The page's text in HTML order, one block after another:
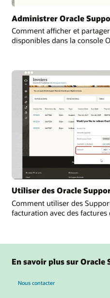
Administrer Oracle
Comment afficher et
disponibles dans la console
Utiliser des Oracle
Comment utiliser des
facturation avec des
En savoir plus sur Oracle
Nous contacter